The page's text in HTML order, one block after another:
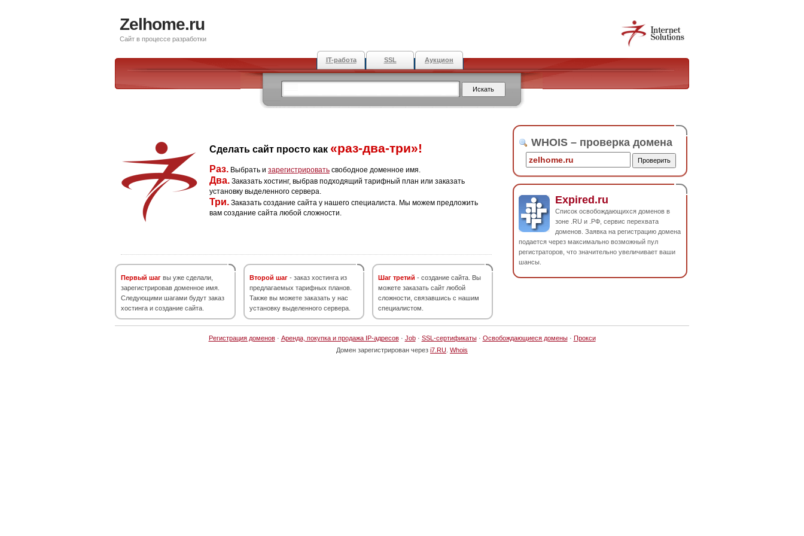
Zelhome.ru
Сайт в процессе разработки
IT-работа SSL Аукцион
Сделать сайт просто как «раз-два-три»!
Раз. Выбрать и зарегистрировать свободное доменное имя.
Два. Заказать хостинг, выбрав подходящий тарифный план или заказать
установку выделенного сервера.
Три. Заказать создание сайта у нашего специалиста. Мы можем предложить
вам создание сайта любой сложности.
Первый шаг вы уже сделали,
зарегистрировав доменное имя.
Следующими шагами будут заказ
хостинга и создание сайта.
Второй шаг - заказ хостинга из
предлагаемых тарифных планов.
Также вы можете заказать у нас
установку выделенного сервера.
Шаг третий - создание сайта. Вы
можете заказать сайт любой
сложности, связавшись с нашим
специалистом.
WHOIS – проверка домена
Expired.ru
Список освобождающихся доменов в
зоне .RU и .РФ, сервис перехвата
доменов. Заявка на регистрацию домена
подается через максимально возможный пул
регистраторов, что значительно увеличивает ваши
шансы.
Регистрация доменов· Аренда, покупка и продажа IP-адресов· Job· SSL-сертификаты· Освобождающиеся домены· Прокси
Домен зарегистрирован через i7.RU Whois